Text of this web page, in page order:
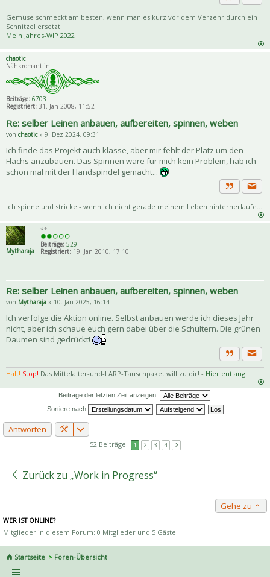
Zitat
Gemüse schmeckt am besten, wenn man es kurz vor dem Verzehr durch ein
Schnitzel ersetzt!
Mein Jahres-WIP 2022
chaotic
Nähkromant:in
Beiträge: 6703
Registriert: 31. Jan 2008, 11:52
Re: selber Leinen anbauen, aufbereiten, spinnen, weben
von chaotic» 9. Dez 2024, 09:31
Ich finde das Projekt auch klasse, aber mir fehlt der Platz um den
Flachs anzubauen. Das Spinnen wäre für mich kein Problem, hab ich
schon mal mit der Handspindel gemacht...
Zitat
Ich spinne und stricke - wenn ich nicht gerade meinem Leben hinterherlaufe...
Mytharaja
**
Beiträge: 529
Registriert: 19. Jan 2010, 17:10
Re: selber Leinen anbauen, aufbereiten, spinnen, weben
von Mytharaja » 10. Jan 2025, 16:14
Ich verfolge die Aktion online. Selbst anbauen werde ich dieses Jahr
nicht, aber ich schaue euch gern dabei über die Schultern. Die grünen
Daumen sind gedrückt!
Zitat
Halt! Stop! Das Mittelalter-und-LARP-Tauschpaket will zu dir! - Hier entlang!
Beiträge der letzten Zeit anzeigen:
Sortiere nach
Antworten
52 Beiträge 1 2 3 4
Zurück zu „Work in Progress“
Gehe zu
WER IST ONLINE?
Mitglieder in diesem Forum: 0 Mitglieder und 5 Gäste
Startseite Foren-Übersicht